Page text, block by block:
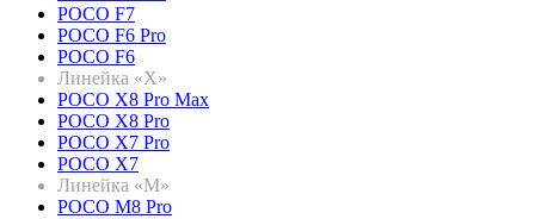
POCO F7
POCO F6 Pro
POCO F6
Линейка «X»
POCO X8 Pro Max
POCO X8 Pro
POCO X7 Pro
POCO X7
Линейка «M»
POCO M8 Pro